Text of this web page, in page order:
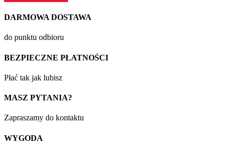
DARMOWA DOSTAWA
do punktu odbioru
BEZPIECZNE PŁATNOŚCI
Płać tak jak lubisz
MASZ PYTANIA?
Zapraszamy do kontaktu
WYGODA